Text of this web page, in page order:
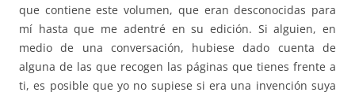
que contiene este volumen, que eran desconocidas para
mí hasta que me adentré en su edición. Si alguien, en
medio de una conversación, hubiese dado cuenta de
alguna de las que recogen las páginas que tienes frente a
ti, es posible que yo no supiese si era una invención suya